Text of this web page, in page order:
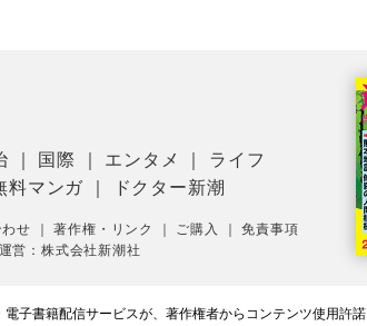
国際 エンタメ
ライフ
料マンガ ドクター新潮
せ ｜著作権・リンク ご購入 ｜免責事項
運営：株式会社新潮社
子書籍配信サービスが、著作権者からコンテンツ使用許諾